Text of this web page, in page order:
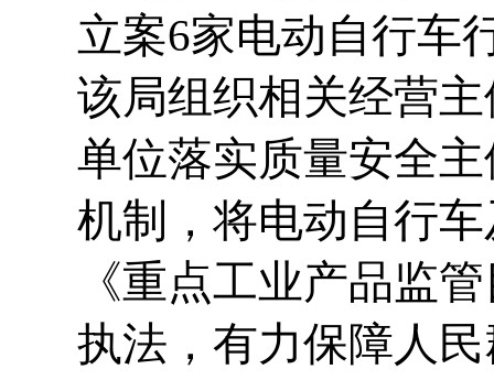
立案6家电动自行车
该局组织相关经营
单位落实质量安全
机制，将电动自行
《重点工业产品监
执法，有力保障人